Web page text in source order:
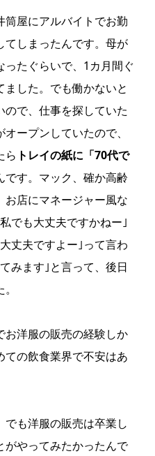
筒屋にアルバイトでお勤
てしまったんです。母が
たぐらいで、1カ月間ぐ
した。でも働かないと
で、仕事を探していた
ープンしていたので、
ら トレイの紙に「70代で
です。マック、確か高齢
店にマネージャー風な
でも大丈夫ですかねー｣
丈夫ですよー｣って言わ
みます｣と言って、後日
お洋服の販売の経験しか
の飲食業界で不安はあ
でも洋服の販売は卒業し
がやってみたかったんで